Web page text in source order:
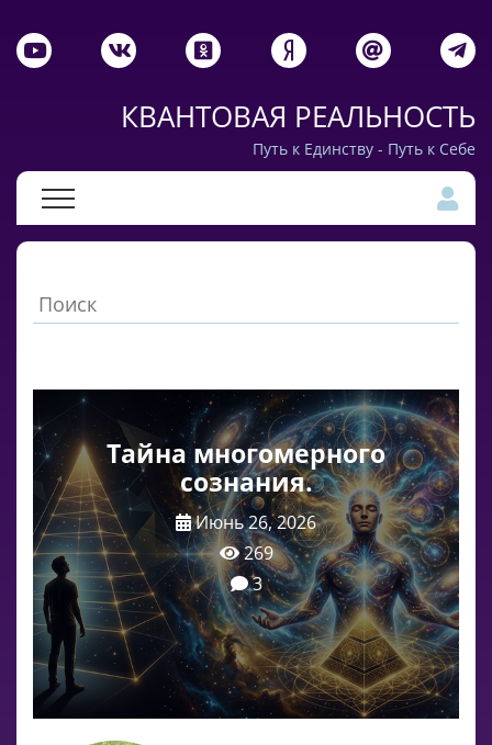
КВАНТОВАЯ РЕАЛЬНОСТЬ
Путь к Единству - Путь к Себе
Тайна многомерного
сознания.
Июнь 26, 2026
269
3